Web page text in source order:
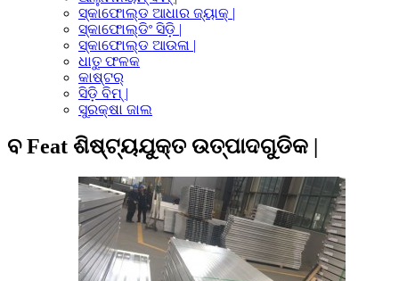
ସ୍କାଫୋଲ୍ଡ ଆଧାର ଜ୍ୟାକ୍ |
ସ୍କାଫୋଲ୍ଡିଂ ସିଡ଼ି |
ସ୍କାଫୋଲ୍ଡ ଆଉଳା |
ଧାତୁ ଫଳକ
କାଷ୍ଟର୍
ସିଡ଼ି ବିମ୍ |
ସୁରକ୍ଷା ଜାଲ
ବ Feat ଶିଷ୍ଟ୍ୟଯୁକ୍ତ ଉତ୍ପାଦଗୁଡିକ |